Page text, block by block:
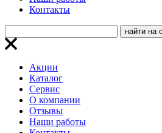
Контакты
Акции
Каталог
Сервис
О компании
Отзывы
Наши работы